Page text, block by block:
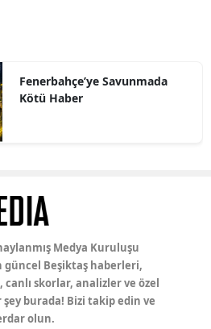
Fenerbahçe’ye Savunmada
Kötü Haber
Medya Kuruluşu
güncel Beşiktaş haberleri,
skorlar, analizler ve özel
burada! Bizi takip edin ve
olun.